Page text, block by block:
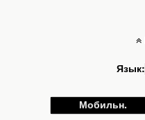
Язык:
Мобильн.